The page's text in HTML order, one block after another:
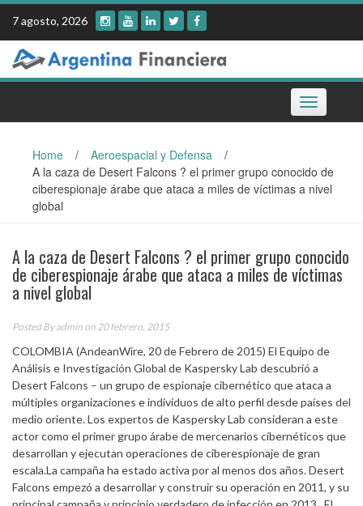
Skip
content
7 agosto, 2026
Toggle
navigation
Home / Aeroespacial y Defensa
/
A la caza de Desert Falcons ? el primer grupo conocido de
ciberespionaje árabe que ataca a miles de víctimas a nivel
global
A la caza de Desert Falcons ? el primer grupo conocido
de ciberespionaje árabe que ataca a miles de víctimas
a nivel global
Posted Byadmin on 20 febrero, 2015
COLOMBIA (AndeanWire, 20 de Febrero de 2015) El Equipo de
Análisis e Investigación Global de Kaspersky Lab descubrió a
Desert Falcons – un grupo de espionaje cibernético que ataca a
múltiples organizaciones e individuos de alto perfil desde países del
medio oriente. Los expertos de Kaspersky Lab consideran a este
actor como el primer grupo árabe de mercenarios cibernéticos que
desarrollan y ejecutan operaciones de ciberespionaje de gran
escala.La campaña ha estado activa por al menos dos años. Desert
Falcons empezó a desarrollar y construir su operación en 2011, y su